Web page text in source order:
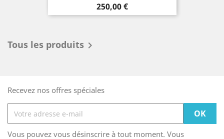
Prix
250,00 €
Tous les produits 
Recevez nos offres spéciales
Vous pouvez vous désinscrire à tout moment. Vous